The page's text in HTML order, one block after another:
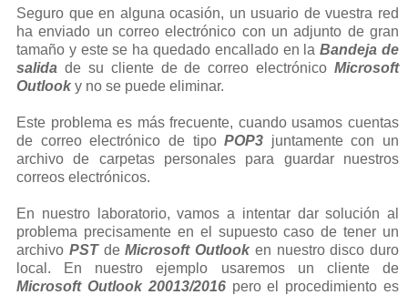
Seguro que en alguna ocasión, un usuario de vuestra red
ha enviado un correo electrónico con un adjunto de gran
tamaño y este se ha quedado encallado en laBandeja de
salida de su cliente de de correo electrónico Microsoft
Outlook y no se puede eliminar.
Este problema es más frecuente, cuando usamos cuentas
de correo electrónico de tipoPOP3 juntamente con un
archivo de carpetas personales para guardar nuestros
correos electrónicos.
En nuestro laboratorio, vamos a intentar dar solución al
problema precisamente en el supuesto caso de tener un
archivo PST deMicrosoft Outlook en nuestro disco duro
local. En nuestro ejemplo usaremos un cliente de
Microsoft Outlook 20013/2016pero el procedimiento es